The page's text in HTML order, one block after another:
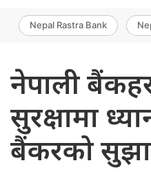
Nepal Rastra Bank
नेपाली
सुरक्षामा
बैंकरको